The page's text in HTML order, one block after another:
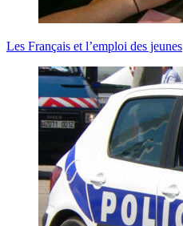
Les Français et l’emploi des jeunes